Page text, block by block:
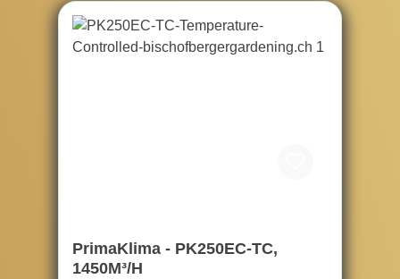
PrimaKlima - PK250EC-TC,
1450M³/H